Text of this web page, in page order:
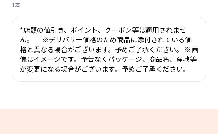
1本
*店頭の値引き、ポイント、クーポン等は適用されませ
ん。 ※デリバリー価格のため商品に添付されている価
格と異なる場合がございます。予めご了承ください。 ※画
像はイメージです。予告なくパッケージ、商品名、産地等
が変更になる場合がございます。予めご了承ください。